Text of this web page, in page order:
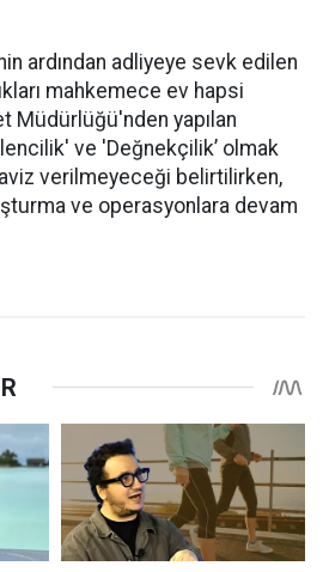
ardından adliyeye sevk edilen
mahkemece ev hapsi
Müdürlüğü'nden yapılan
ve 'Değnekçilik’ olmak
verilmeyeceği belirtilirken,
ve operasyonlara devam